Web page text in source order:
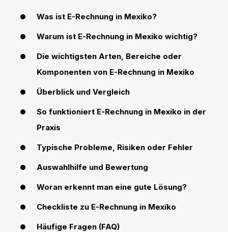
Was ist E-Rechnung in Mexiko?
Warum ist E-Rechnung in Mexiko wichtig?
Die wichtigsten Arten, Bereiche oder
Komponenten von E-Rechnung in Mexiko
Überblick und Vergleich
So funktioniert E-Rechnung in Mexiko in der
Praxis
Typische Probleme, Risiken oder Fehler
Auswahlhilfe und Bewertung
Woran erkennt man eine gute Lösung?
Checkliste zu E-Rechnung in Mexiko
Häufige Fragen (FAQ)